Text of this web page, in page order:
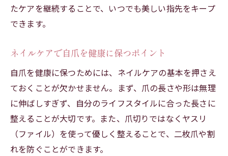
たケアを継続することで、いつでも美しい指先をキープ
できます。
ネイルケアで自爪を健康に保つポイント
自爪を健康に保つためには、ネイルケアの基本を押さえ
ておくことが欠かせません。まず、爪の長さや形は無理
に伸ばしすぎず、自分のライフスタイルに合った長さに
整えることが大切です。また、爪切りではなくヤスリ
（ファイル）を使って優しく整えることで、二枚爪や割
れを防ぐことができます。